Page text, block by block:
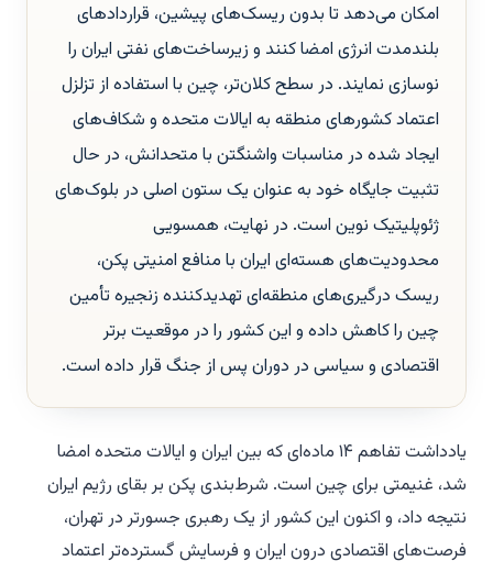
امکان می‌دهد تا بدون ریسک‌های پیشین، قراردادهای
بلندمدت انرژی امضا کنند و زیرساخت‌های نفتی ایران را
نوسازی نمایند. در سطح کلان‌تر، چین با استفاده از تزلزل
اعتماد کشورهای منطقه به ایالات متحده و شکاف‌های
ایجاد شده در مناسبات واشنگتن با متحدانش، در حال
تثبیت جایگاه خود به عنوان یک ستون اصلی در بلوک‌های
ژئوپلیتیک نوین است. در نهایت، همسویی
محدودیت‌های هسته‌ای ایران با منافع امنیتی پکن،
ریسک درگیری‌های منطقه‌ای تهدیدکننده زنجیره تأمین
چین را کاهش داده و این کشور را در موقعیت برتر
اقتصادی و سیاسی در دوران پس از جنگ قرار داده است.
یادداشت تفاهم ۱۴ ماده‌ای که بین ایران و ایالات متحده امضا
شد، غنیمتی برای چین است. شرط‌بندی پکن بر بقای رژیم ایران
نتیجه داد، و اکنون این کشور از یک رهبری جسورتر در تهران،
فرصت‌های اقتصادی درون ایران و فرسایش گسترده‌تر اعتماد